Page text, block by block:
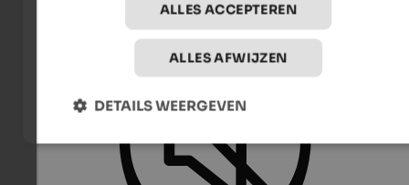
ALLES ACCEPTEREN
ALLES AFWIJZEN
DETAILS WEERGEVEN